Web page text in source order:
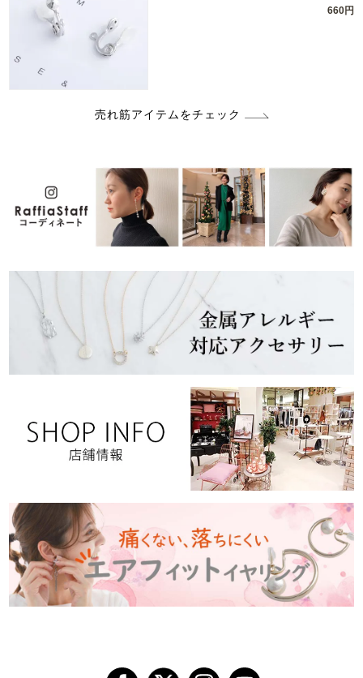
660円
売れ筋アイテムをチェック